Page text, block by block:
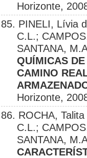
Horizonte,
85. PINELI, Lívia
C.L.;
SANTANA,
QUÍMICAS
CAMINO
Horizonte,
86. ROCHA,
C.L.;
SANTANA,